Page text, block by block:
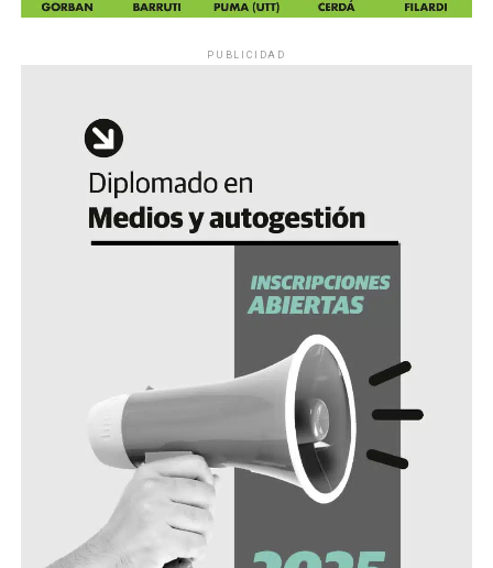
PUBLICIDAD